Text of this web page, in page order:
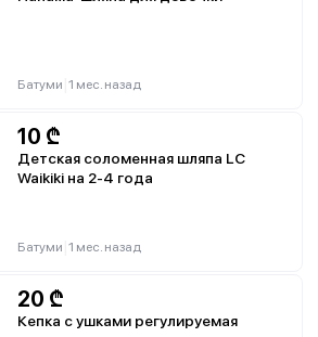
Батуми 1 мес. назад
10 ₾
Детская соломенная шляпа LC
Waikiki на 2-4 года
Батуми 1 мес. назад
20 ₾
Кепка с ушками регулируемая